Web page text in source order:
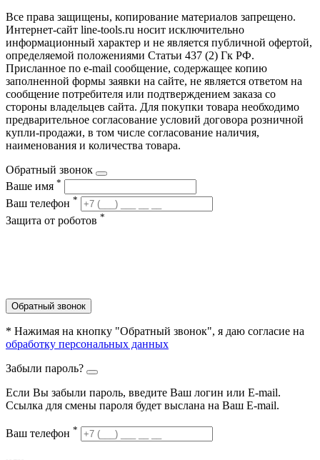
Все права защищены, копирование материалов запрещено.
Интернет-сайт line-tools.ru носит исключительно
информационный характер и не является публичной офертой,
определяемой положениями Статьи 437 (2) Гк РФ.
Присланное по e-mail сообщение, содержащее копию
заполненной формы заявки на сайте, не является ответом на
сообщение потребителя или подтверждением заказа со
стороны владельцев сайта. Для покупки товара необходимо
предварительное согласование условий договора розничной
купли-продажи, в том числе согласование наличия,
наименования и количества товара.
Обратный звонок
Ваше имя *
Ваш телефон *
Защита от роботов *
Обратный звонок
* Нажимая на кнопку "Обратный звонок", я даю согласие на
обработку персональных данных
Забыли пароль?
Если Вы забыли пароль, введите Ваш логин или Е-mail.
Ссылка для смены пароля будет выслана на Ваш E-mail.
Ваш телефон *